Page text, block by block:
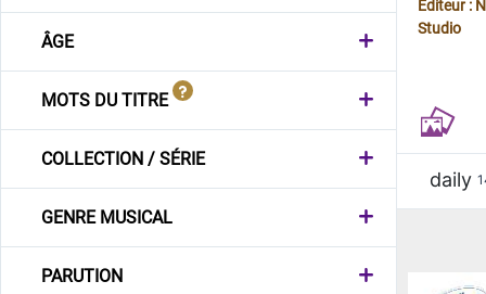
ÂGE
MOTS DU TITRE
COLLECTION / SÉRIE
GENRE MUSICAL
PARUTION
Éditeur :
Studio
daily